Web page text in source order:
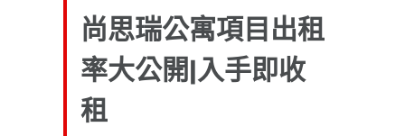
尚思瑞公寓項目出租
率大公開|入手即收
租